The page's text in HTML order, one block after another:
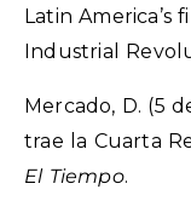
Latin America’s
Industrial
Mercado, D. (5
trae la Cuarta
El Tiempo.